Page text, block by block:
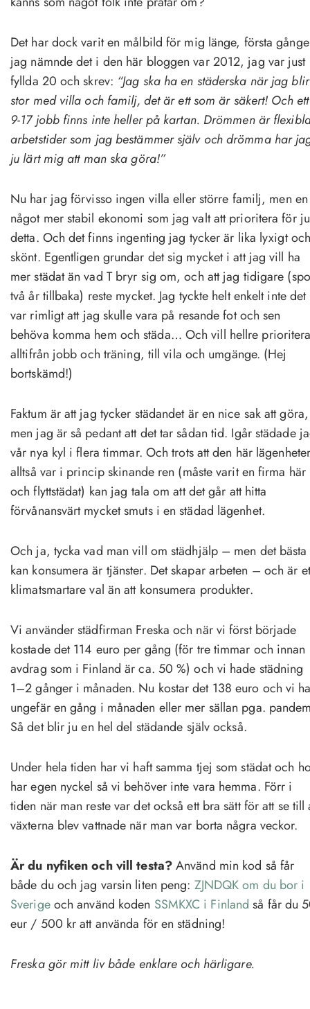
Det har dock varit en målbild för mig länge, första
jag nämnde det i den här bloggen var 2012, jag var just
fyllda 20 och skrev: “Jag ska ha en städerska när jag blir
stor med villa och familj, det är ett som är säkert! Och ett
9-17 jobb finns inte heller på kartan. Drömmen är
arbetstider som jag bestämmer själv och drömma har
ju lärt mig att man ska göra!”
Nu har jag förvisso ingen villa eller större familj, men en
något mer stabil ekonomi som jag valt att prioritera för
detta. Och det finns ingenting jag tycker är lika lyxigt
skönt. Egentligen grundar det sig mycket i att jag vill ha
mer städat än vad T bryr sig om, och att jag tidigare
två år tillbaka) reste mycket. Jag tyckte helt enkelt inte det
var rimligt att jag skulle vara på resande fot och sen
behöva komma hem och städa… Och vill hellre
alltifrån jobb och träning, till vila och umgänge. (Hej
bortskämd!)
Faktum är att jag tycker städandet är en nice sak att göra,
men jag är så pedant att det tar sådan tid. Igår städade
vår nya kyl i flera timmar. Och trots att den här
alltså var i princip skinande ren (måste varit en firma här
och flyttstädat) kan jag tala om att det går att hitta
förvånansvärt mycket smuts i en städad lägenhet.
Och ja, tycka vad man vill om städhjälp – men det
kan konsumera är tjänster. Det skapar arbeten – och är
klimatsmartare val än att konsumera produkter.
Vi använder städfirman Freska och när vi först började
kostade det 114 euro per gång (för tre timmar och innan
avdrag som i Finland är ca. 50 %) och vi hade städning
1–2 gånger i månaden. Nu kostar det 138 euro och vi
ungefär en gång i månaden eller mer sällan pga.
Så det blir ju en hel del städande själv också.
Under hela tiden har vi haft samma tjej som städat och
har egen nyckel så vi behöver inte vara hemma. Förr i
tiden när man reste var det också ett bra sätt för att se till
växterna blev vattnade när man var borta några veckor.
Är du nyfiken och vill testa?Använd min kod så får
både du och jag varsin liten peng: ZJNDQK om du bor i
Sverigeoch använd koden SSMKXC i Finland så får du
eur / 500 kr att använda för en städning!
Freska gör mitt liv både enklare och härligare.